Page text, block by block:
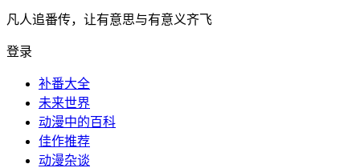
凡人追番传，让有意思与有意义齐飞
登录
补番大全
未来世界
动漫中的百科
佳作推荐
动漫杂谈